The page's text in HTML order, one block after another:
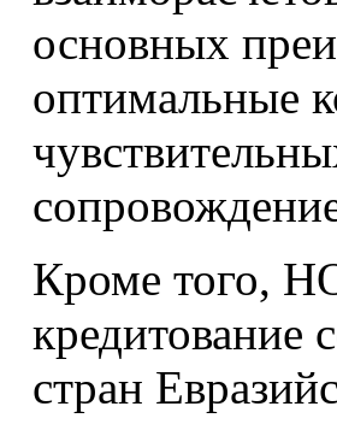
основных
оптимальные
Кроме того,
кредитование
стран